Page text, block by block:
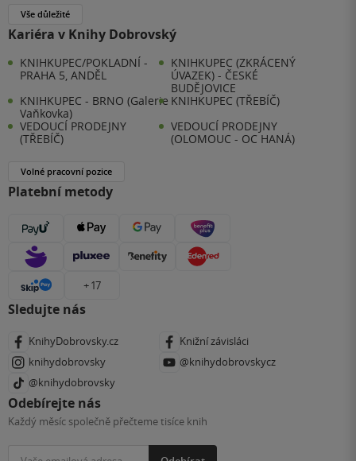
Vše důležité
Kariéra v Knihy Dobrovský
KNIHKUPEC/POKLADNÍ -
PRAHA 5, ANDĚL
KNIHKUPEC (ZKRÁCENÝ
ÚVAZEK) - ČESKÉ
BUDĚJOVICE
KNIHKUPEC - BRNO (Galerie
Vaňkovka)
KNIHKUPEC (TŘEBÍČ)
VEDOUCÍ PRODEJNY
(TŘEBÍČ)
VEDOUCÍ PRODEJNY
(OLOMOUC - OC HANÁ)
Volné pracovní pozice
Platební metody
+ 17
Sledujte nás
KnihyDobrovsky.cz
Knižní závisláci
knihydobrovsky
@knihydobrovskycz
@knihydobrovsky
Odebírejte nás
Každý měsíc společně přečteme tisíce knih